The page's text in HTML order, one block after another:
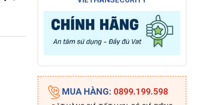
MUA HÀNG: 0899.199.598